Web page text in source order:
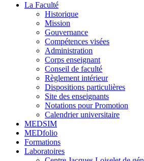
La Faculté
Historique
Mission
Gouvernance
Compétences visées
Administration
Corps enseignant
Conseil de faculté
Règlement intérieur
Dispositions particulières
Site des enseignants
Notations pour Promotion
Calendrier universitaire
MEDSIM
MEDfolio
Formations
Laboratoires